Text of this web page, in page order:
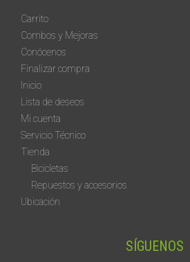
Carrito
Combos y Mejoras
Conócenos
Finalizar compra
Inicio
Lista de deseos
Mi cuenta
Servicio Técnico
Tienda
Bicicletas
Repuestos y accesorios
Ubicación
SÍGUENOS